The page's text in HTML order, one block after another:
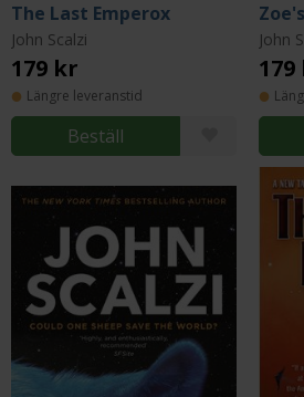
The Last Emperox
John Scalzi
179 kr
Längre leveranstid
Beställ
John